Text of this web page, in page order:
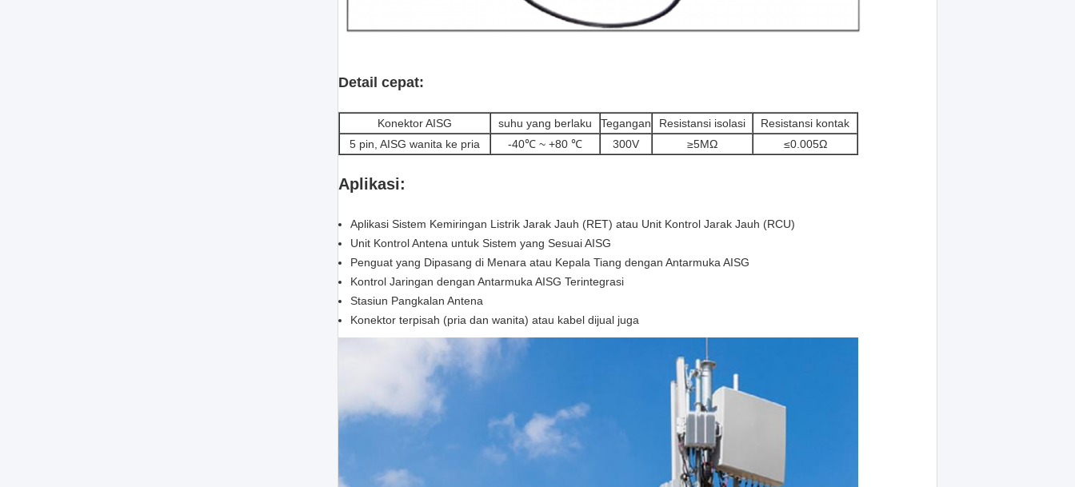
Detail cepat:
Konektor AISG suhu yang berlaku Tegangan Resistansi isolasi
Resistansi kontak
5 pin, AISG wanita ke pria
-40℃ ~ +80 ℃ 300V ≥5MΩ ≤0.005Ω
Aplikasi:
Aplikasi Sistem Kemiringan Listrik Jarak Jauh (RET) atau Unit Kontrol Jarak Jauh (RCU)
Unit Kontrol Antena untuk Sistem yang Sesuai AISG
Penguat yang Dipasang di Menara atau Kepala Tiang dengan Antarmuka AISG
Kontrol Jaringan dengan Antarmuka AISG Terintegrasi
Stasiun Pangkalan Antena
Konektor terpisah (pria dan wanita) atau kabel dijual juga